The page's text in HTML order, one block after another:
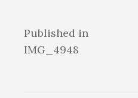
Navigation
Published in
IMG_4948